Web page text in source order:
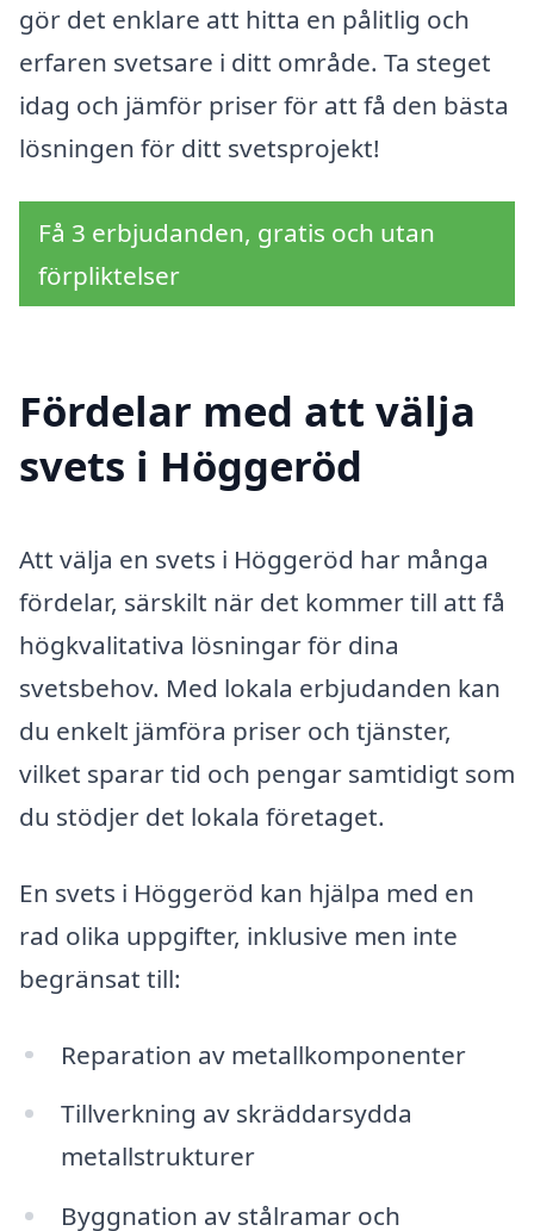
gör det enklare att hitta en pålitlig och
erfaren svetsare i ditt område. Ta steget
idag och jämför priser för att få den bästa
lösningen för ditt svetsprojekt!
Få 3 erbjudanden, gratis och utan
förpliktelser
Fördelar med att välja
svets i Höggeröd
Att välja en svets i Höggeröd har många
fördelar, särskilt när det kommer till att få
högkvalitativa lösningar för dina
svetsbehov. Med lokala erbjudanden kan
du enkelt jämföra priser och tjänster,
vilket sparar tid och pengar samtidigt som
du stödjer det lokala företaget.
En svets i Höggeröd kan hjälpa med en
rad olika uppgifter, inklusive men inte
begränsat till:
Reparation av metallkomponenter
Tillverkning av skräddarsydda
metallstrukturer
Byggnation av stålramar och